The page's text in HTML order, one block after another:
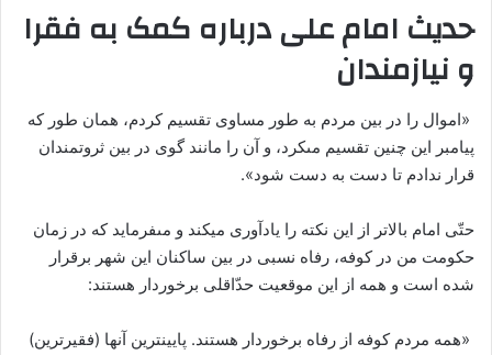
حدیث امام على‏ درباره کمک به فقرا
و نیازمندان
«اموال را در بین مردم به طور مساوی تقسیم کردم، همان طور که
پیامبر این چنین تقسیم مى‏کرد، و آن را مانند گوى در بین ثروتمندان
قرار ندادم تا دست به دست شود».
حتّى امام‏ بالاتر از این نکته را یادآوری می‏کند و مى‏فرماید که در زمان
حکومت من در کوفه، رفاه نسبى در بین ساکنان این شهر برقرار
شده است و همه از این موقعیت حدّاقلى برخوردار هستند:
«همه مردم کوفه از رفاه برخوردار هستند. پایین‏ترین آنها (فقیرترین)